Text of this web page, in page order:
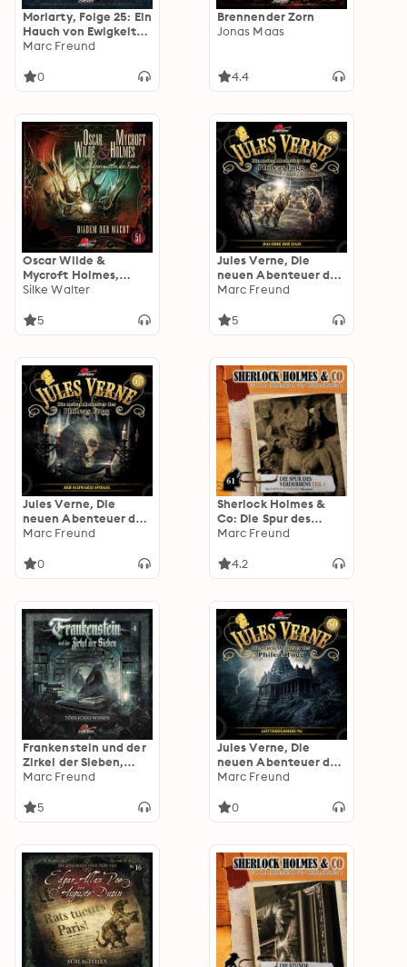
Moriarty, Folge 25: Ein
Hauch von Ewigkeit
(ungekürzt)
Marc Freund
0
Brennender Zorn
Jonas Maas
4.4
Oscar Wilde &
Mycroft Holmes,
Sonderermittler der
Diadem der Macht
Silke Walter
5
Jules Verne, Die
neuen Abenteuer des
Phileas Fogg, Folge
(ungekürzt)
Marc Freund
5
Jules Verne, Die
neuen Abenteuer des
Phileas Fogg, Folge
Spiegel (ungekürzt)
Marc Freund
0
Sherlock Holmes &
Co: Die Spur des
Verderbens, Teil 1
Marc Freund
4.2
Frankenstein und der
Zirkel der Sieben,
Folge 4: Tödliches
Marc Freund
5
Jules Verne, Die
neuen Abenteuer des
Phileas Fogg, Folge
Götterdämmerung
Marc Freund
0